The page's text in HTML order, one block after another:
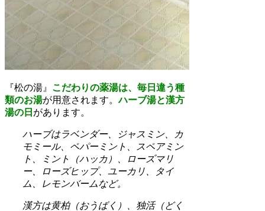
『松の湯』 こだわりの薬湯は、毎日違う種
類のお湯が用意されます。ハーブ湯と漢方
湯の日 があります。
ハーブはラベンダー、ジャスミン、カ
モミール、ペパーミント、スペアミン
ト、ミント（ハッカ）、ローズマリ
ー、ローズヒップ、ユーカリ、タイ
ム、レモンバームなど。
漢方は黄柏（おうばく）、独活（どく